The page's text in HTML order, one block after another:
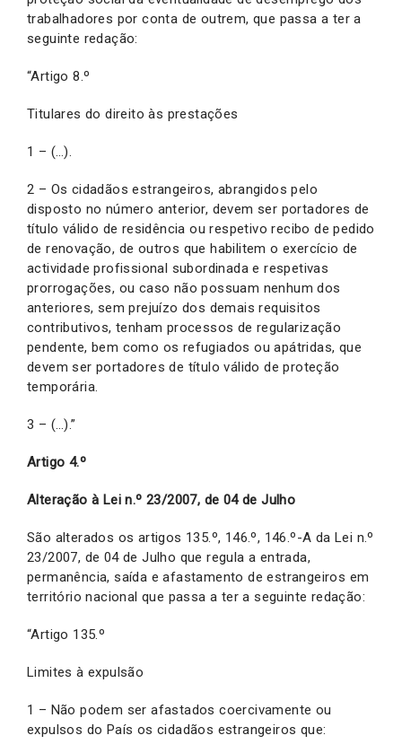
trabalhadores por conta de outrem, que passa a ter a
seguinte redação:
“Artigo 8.º
Titulares do direito às prestações
1 – (…).
2 – Os cidadãos estrangeiros, abrangidos pelo
disposto no número anterior, devem ser portadores de
título válido de residência ou respetivo recibo de pedido
de renovação, de outros que habilitem o exercício de
actividade profissional subordinada e respetivas
prorrogações, ou caso não possuam nenhum dos
anteriores, sem prejuízo dos demais requisitos
contributivos, tenham processos de regularização
pendente, bem como os refugiados ou apátridas, que
devem ser portadores de título válido de proteção
temporária.
3 – (…).”
Artigo 4.º
Alteração à Lei n.º 23/2007, de 04 de Julho
São alterados os artigos 135.º, 146.º, 146.º-A da Lei n.º
23/2007, de 04 de Julho que regula a entrada,
permanência, saída e afastamento de estrangeiros em
território nacional que passa a ter a seguinte redação:
“Artigo 135.º
Limites à expulsão
1 – Não podem ser afastados coercivamente ou
expulsos do País os cidadãos estrangeiros que: